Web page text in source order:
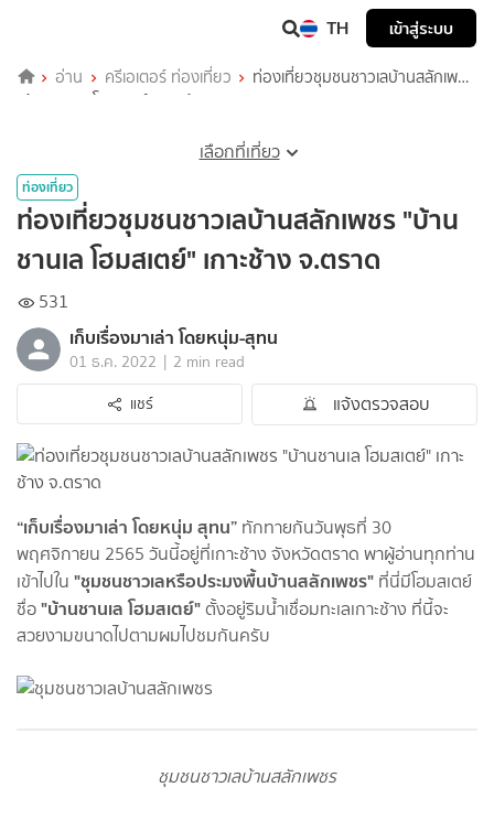
TH เข้าสู่ระบบ
อ่าน ครีเอเตอร์ ท่องเที่ยว
ท่องเที่ยวชุมชนชาวเลบ้านสลักเพชร
"บ้านชานเล โฮมสเตย์" เกาะช้าง จ.ตราด
เลือกที่เที่ยว
ท่องเที่ยว
ท่องเที่ยวชุมชนชาวเลบ้านสลักเพชร "บ้าน
ชานเล โฮมสเตย์" เกาะช้าง จ.ตราด
531
เก็บเรื่องมาเล่า โดยหนุ่ม-สุทน
01 ธ.ค. 2022 | 2 min read
แชร์
แจ้งตรวจสอบ
“เก็บเรื่องมาเล่า โดยหนุ่ม สุทน” ทักทายกันวันพุธที่ 30
พฤศจิกายน 2565 วันนี้อยู่ที่เกาะช้าง จังหวัดตราด พาผู้อ่านทุกท่าน
เข้าไปใน "ชุมชนชาวเลหรือประมงพื้นบ้านสลักเพชร" ที่นี่มีโฮมสเตย์
ชื่อ"บ้านชานเล โฮมสเตย์"ตั้งอยู่ริมน้ำเชื่อมทะเลเกาะช้าง ที่นี้จะ
สวยงามขนาดไปตามผมไปชมกันครับ
ชุมชนชาวเลบ้านสลักเพชร